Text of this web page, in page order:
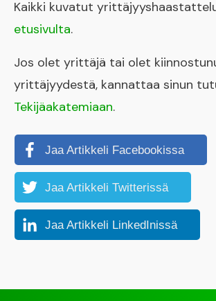
Kaikki kuvatut
etusivulta.
Jos olet yrittäjä tai olet
yrittäjyydestä, kannattaa sinun
Tekijäakatemiaan.
Jaa Artikkeli Facebookissa
Jaa Artikkeli Twitterissä
Jaa Artikkeli LinkedInissä